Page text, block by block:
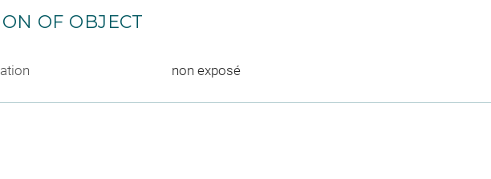
OF OBJECT
non exposé